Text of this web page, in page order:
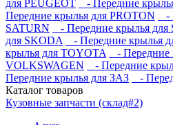
для PEUGEOT
- Передние
Передние крылья для PROTON
-
SATURN
- Передние крылья для
для SKODA
- Передние крылья
крылья для TOYOTA
- Передние
VOLKSWAGEN
- Передние
Передние крылья для ЗАЗ
-
Каталог товаров
Кузовные запчасти (склад#2)